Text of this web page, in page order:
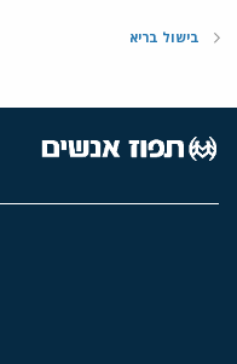
בישול בריא